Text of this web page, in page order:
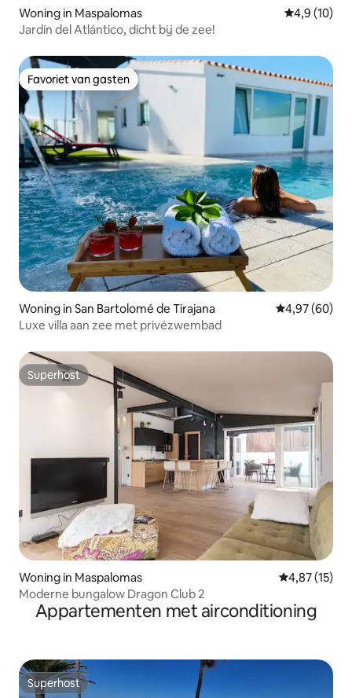
Woning in Maspalomas
4,9 (10)
Jardín del Atlántico, dicht bij de zee!
Favoriet van gasten
Favoriet van gasten
Woning in San Bartolomé de Tirajana Gemiddelde
4,97 (60)
Luxe villa aan zee met privézwembad
Superhost
Superhost
Woning in Maspalomas Gemiddelde
4,87 (15)
Moderne bungalow Dragon Club 2
Appartementen met airconditioning
Superhost
Superhost